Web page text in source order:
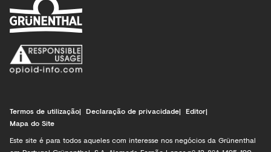
Este site é para todos aqueles com interesse nos negócios da Grünenthal
Termos de utilização Declaração de privacidade
Editor
Mapa do Site